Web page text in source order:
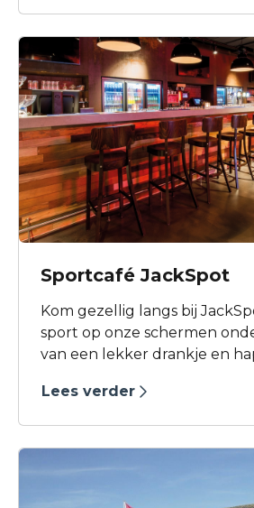
Sportcafé JackSpot
Kom gezellig langs bij
sport op onze schermen
van een lekker drankje en
glowgolf of daag iemand uit
Lees verder